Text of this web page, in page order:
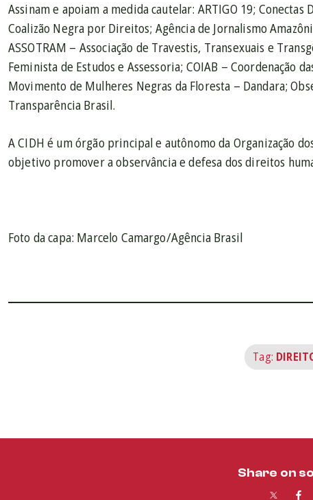
Assinam e apoiam a medida cautelar: ARTIGO 19;
Coalizão Negra por Direitos; Agência de Jornalismo
ASSOTRAM – Associação de Travestis, Transexuais e
Feminista de Estudos e Assessoria; COIAB – Coordenação
Movimento de Mulheres Negras da Floresta – Dandara;
Transparência Brasil.
A CIDH é um órgão principal e autônomo da Organização
objetivo promover a observância e defesa dos direitos
Foto da capa: Marcelo Camargo/Agência Brasil
Tag:
Share on